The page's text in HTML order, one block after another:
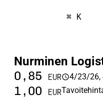
⌘ K
Nurminen
0,85 EUR 4/23/26,
1,00 EUR